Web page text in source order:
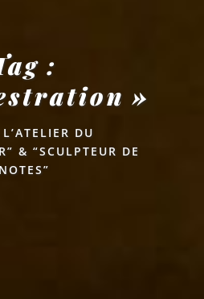
:
»
DU
& “SCULPTEUR DE
NOTES”